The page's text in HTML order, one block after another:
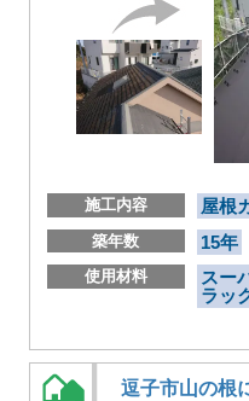
施工内容 屋根
築年数 15年
使用材料
スー
ラッ
逗子市山の根